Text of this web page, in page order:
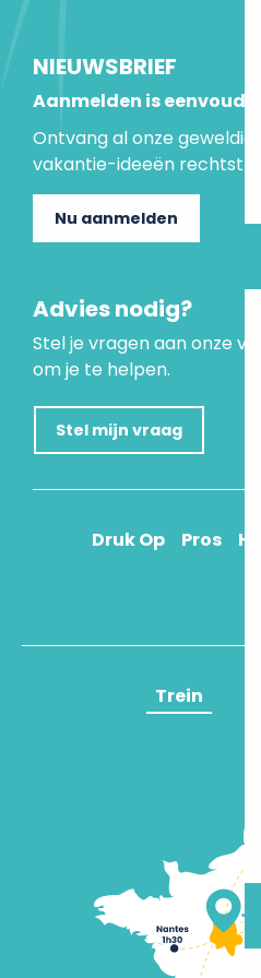
NIEUWSBRIEF
Aanmelden is
Ontvang al onze
vakantie-ideeën
Nu aanmelden
Advies nodig?
Stel je vragen aan onze
om je te helpen.
Stel mijn vraag
Druk Op Pros
Trein